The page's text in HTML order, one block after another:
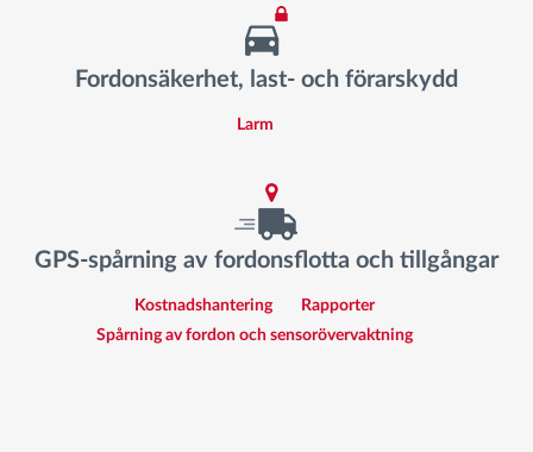
Fordonsäkerhet, last- och förarskydd
Larm
GPS-spårning av fordonsflotta och tillgångar
Kostnadshantering
Rapporter
Spårning av fordon och sensorövervaktning